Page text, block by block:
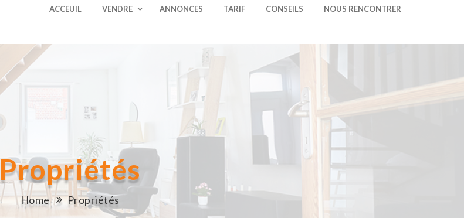
ACCEUIL VENDRE ANNONCES TARIF CONSEILS NOUS RENCONTRER
Propriétés
Home Propriétés